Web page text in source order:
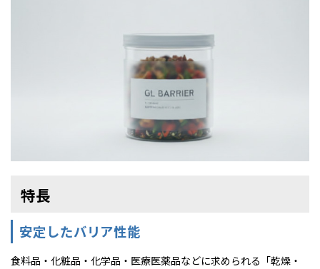
特長
安定したバリア性能
食料品・化粧品・化学品・医療医薬品などに求められる「乾燥・